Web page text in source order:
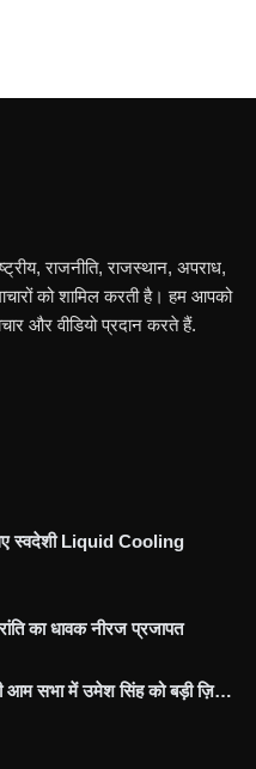
राजनीति, राजस्थान, अपराध,
को शामिल करती है। हम आपको
और वीडियो प्रदान करते हैं.
स्वदेशी Liquid Cooling
का धावक नीरज प्रजापत
आम सभा में उमेश सिंह को बड़ी ज़ि…